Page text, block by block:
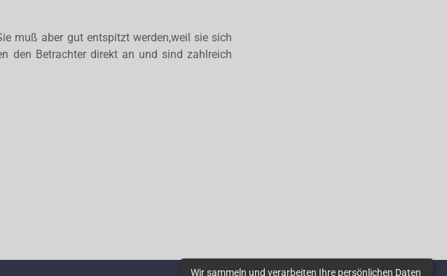
muß aber gut entspitzt werden,weil sie sich
den Betrachter direkt an und sind zahlreich
Wir sammeln und verarbeiten Ihre persönlichen Daten